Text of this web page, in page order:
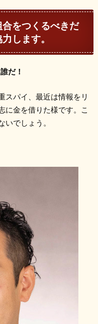
をつくるべきだ
します。
だ！
スパイ、最近は情報をリ
に金を借りた様です。こ
でしょう。